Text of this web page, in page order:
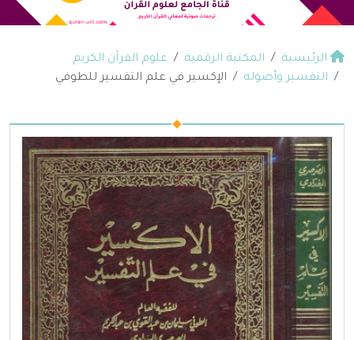
الرئيسية المكتبة الرقمية
علوم القرآن الكريم
التفسير وأصوله
الإكسير في علم التفسير للطوفي